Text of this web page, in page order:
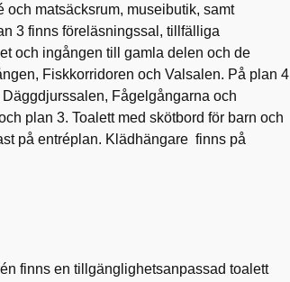
och matsäcksrum, museibutik, samt
3 finns föreläsningssal, tillfälliga
och ingången till gamla delen och de
Fiskkorridoren och Valsalen. På plan 4
Fågelgångarna och
plan 3. Toalett med skötbord för barn och
på entréplan. Klädhängare finns på
finns en tillgänglighetsanpassad toalett